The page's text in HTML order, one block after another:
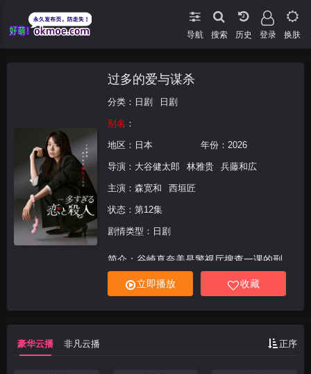
导航 搜索 登录 换肤
过多的爱与谋杀
分类： 日剧 日剧
别名 ：
地区： 日本 年份： 2026
导演： 大谷健太郎 林雅贵 兵藤和広
主演： 森宽和 西垣匠
状态：第12集
剧情类型：日剧
简介：谷崎真奈美是警视厅搜查一课的刑
警，同时拥有众多恋人。她正与傲娇型、肌
肉型、大叔型、正经型、后辈型、抖S型等
各种各样的男友们尽情享受着人生。
立即播放 收藏
豪华云播 非凡云播 正序